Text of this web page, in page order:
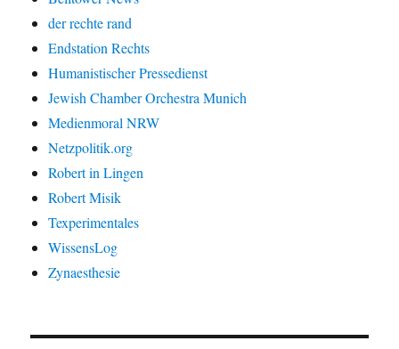
der rechte rand
Endstation Rechts
Humanistischer Pressedienst
Jewish Chamber Orchestra Munich
Medienmoral NRW
Netzpolitik.org
Robert in Lingen
Robert Misik
Texperimentales
WissensLog
Zynaesthesie